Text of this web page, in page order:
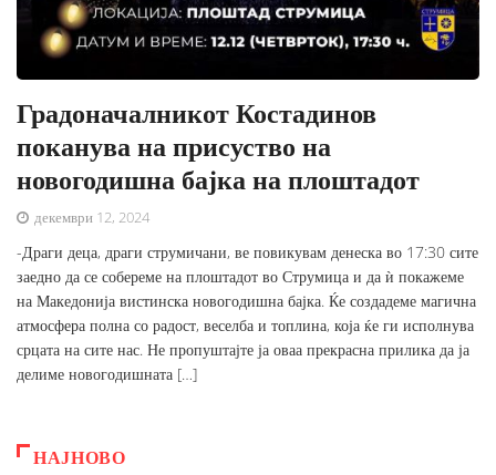
Градоначалникот Костадинов
поканува на присуство на
новогодишна бајка на плоштадот
декември 12, 2024
-Драги деца, драги струмичани, ве повикувам денеска во 17:30 сите
заедно да се собереме на плоштадот во Струмица и да ѝ покажеме
на Македонија вистинска новогодишна бајка. Ќе создадеме магична
атмосфера полна со радост, веселба и топлина, која ќе ги исполнува
срцата на сите нас. Не пропуштајте ја оваа прекрасна прилика да ја
делиме новогодишната […]
НАЈНОВО